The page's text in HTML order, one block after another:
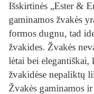
Išskirtinės „Ester &
gaminamos žvakės
formos dugnu, tad
žvakides. Žvakės
lėtai bei elegantiškai,
žvakidėse nepaliktų
Žvakės gaminamos